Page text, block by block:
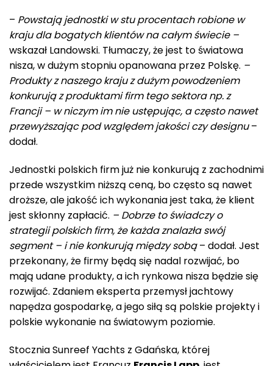
– Powstają jednostki w stu procentach robione w
kraju dla bogatych klientów na całym świecie –
wskazał Landowski. Tłumaczy, że jest to światowa
nisza, w dużym stopniu opanowana przez Polskę. –
Produkty z naszego kraju z dużym powodzeniem
konkurują z produktami firm tego sektora np. z
Francji – w niczym im nie ustępując, a często nawet
przewyższając pod względem jakości czy designu–
dodał.
Jednostki polskich firm już nie konkurują z zachodnimi
przede wszystkim niższą ceną, bo często są nawet
droższe, ale jakość ich wykonania jest taka, że klient
jest skłonny zapłacić. – Dobrze to świadczy o
strategii polskich firm, że każda znalazła swój
segment – i nie konkurują między sobą– dodał. Jest
przekonany, że firmy będą się nadal rozwijać, bo
mają udane produkty, a ich rynkowa nisza będzie się
rozwijać. Zdaniem eksperta przemysł jachtowy
napędza gospodarkę, a jego siłą są polskie projekty i
polskie wykonanie na światowym poziomie.
Stocznia Sunreef Yachts z Gdańska, której